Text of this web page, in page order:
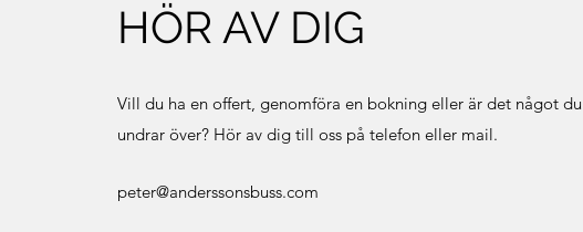
HÖR AV DIG
Vill du ha en offert, genomföra en bokning eller är det något du
undrar över? Hör av dig till oss på telefon eller mail.
peter@anderssonsbuss.com